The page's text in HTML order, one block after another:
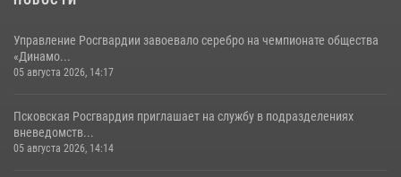
Управление Росгвардии завоевало серебро на чемпионате общества
«Динамо...
05 августа 2026, 14:17
Псковская Росгвардия приглашает на службу в подразделениях
вневедомств...
05 августа 2026, 14:14